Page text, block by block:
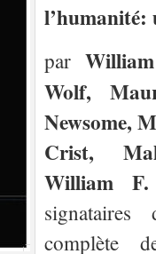
l’humanité:
par
Wolf,
Newsome,
Crist,
William F.
complète